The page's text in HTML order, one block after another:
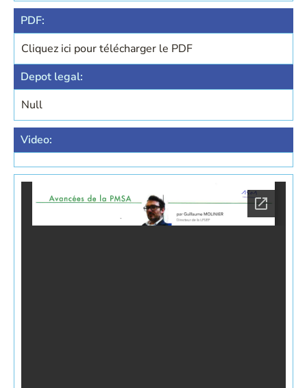
PDF:
Cliquez ici pour télécharger le PDF
Depot legal:
Null
Video: